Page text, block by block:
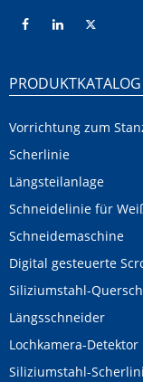
PRODUKTKATALOG
Scherlinie
Längsteilanlage
Schneidelinie für
Schneidemaschine
Digital gesteuerte
Siliziumstahl-
Längsschneider
Lochkamera-Detektor
Siliziumstahl-